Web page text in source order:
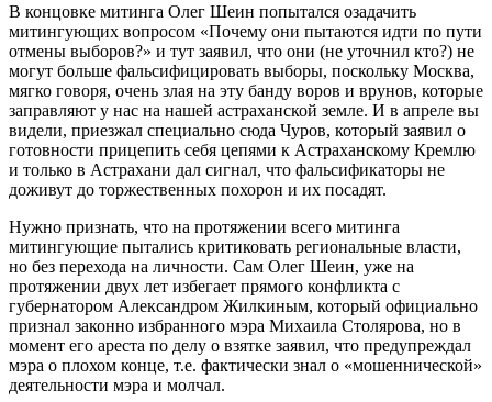
В концовке митинга Олег Шеин попытался озадачить
митингующих вопросом «Почему они пытаются идти по пути
отмены выборов?» и тут заявил, что они (не уточнил кто?) не
могут больше фальсифицировать выборы, поскольку Москва,
мягко говоря, очень злая на эту банду воров и врунов, которые
заправляют у нас на нашей астраханской земле. И в апреле вы
видели, приезжал специально сюда Чуров, который заявил о
готовности прицепить себя цепями к Астраханскому Кремлю
и только в Астрахани дал сигнал, что фальсификаторы не
доживут до торжественных похорон и их посадят.
Нужно признать, что на протяжении всего митинга
митингующие пытались критиковать региональные власти,
но без перехода на личности. Сам Олег Шеин, уже на
протяжении двух лет избегает прямого конфликта с
губернатором Александром Жилкиным, который официально
признал законно избранного мэра Михаила Столярова, но в
момент его ареста по делу о взятке заявил, что предупреждал
мэра о плохом конце, т.е. фактически знал о «мошеннической»
деятельности мэра и молчал.